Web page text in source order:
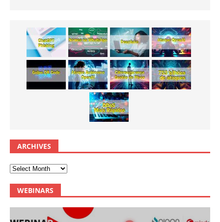
ARCHIVES
WEBINARS